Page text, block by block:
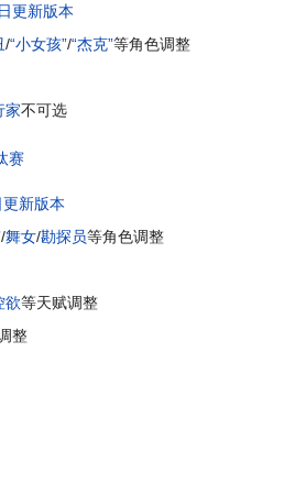
更新版本
/“小女孩”/“杰克”等角色调整
家不可选
赛
新版本
/舞女/勘探员等角色调整
欲等天赋调整
整